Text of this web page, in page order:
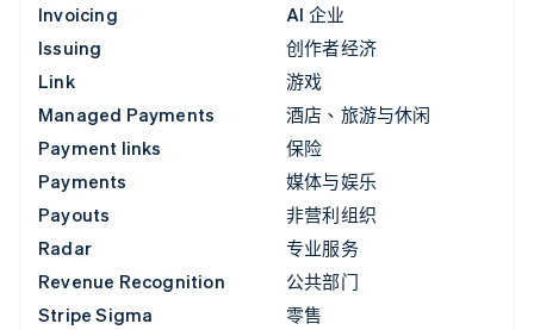
Invoicing
Issuing
Link
Managed Payments
Payment links
Payments
Payouts
Radar
Revenue Recognition
Stripe Sigma
AI 企业
创作者经济
游戏
酒店、旅游与休闲
保险
媒体与娱乐
非营利组织
专业服务
公共部门
零售